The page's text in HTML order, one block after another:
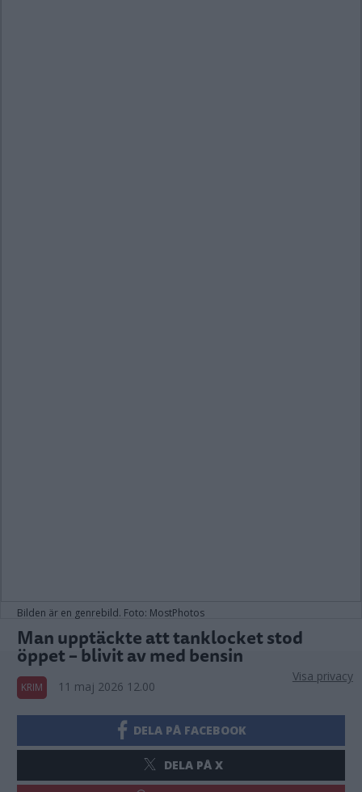
Bilden är en genrebild. Foto: MostPhotos
Man upptäckte att tanklocket stod
öppet – blivit av med bensin
KRIM 11 maj 2026 12.00
DELA PÅ FACEBOOK
DELA PÅ X
Visa privacy